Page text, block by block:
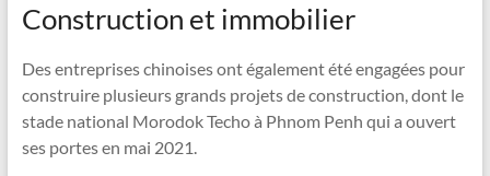
Construction et immobilier
Des entreprises chinoises ont également été engagées pour
construire plusieurs grands projets de construction, dont le
stade national Morodok Techo à Phnom Penh qui a ouvert
ses portes en mai 2021.